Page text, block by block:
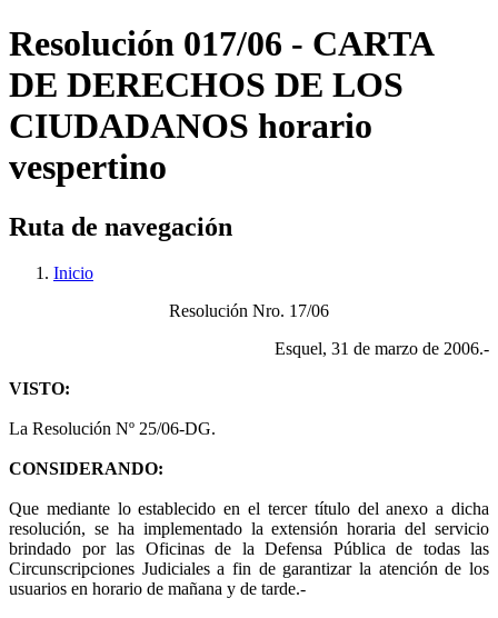
Resolución 017/06 - CARTA
DE DERECHOS DE LOS
CIUDADANOS horario
vespertino
Ruta de navegación
Inicio
Resolución Nro. 17/06
Esquel, 31 de marzo de 2006.-
VISTO:
La Resolución Nº 25/06-DG.
CONSIDERANDO:
Que mediante lo establecido en el tercer título del anexo a dicha
resolución, se ha implementado la extensión horaria del servicio
brindado por las Oficinas de la Defensa Pública de todas las
Circunscripciones Judiciales a fin de garantizar la atención de los
usuarios en horario de mañana y de tarde.-